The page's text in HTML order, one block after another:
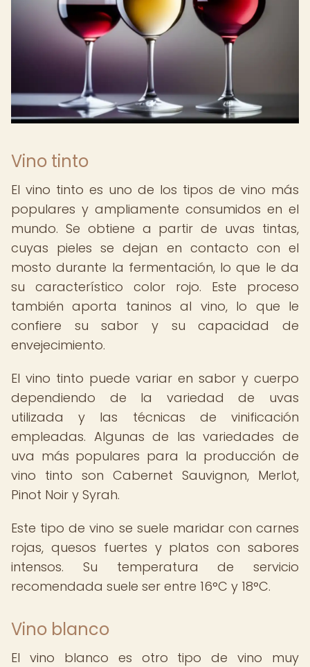
Vino tinto
El vino tinto es uno de los tipos de vino más
populares y ampliamente consumidos en el
mundo. Se obtiene a partir de uvas tintas,
cuyas pieles se dejan en contacto con el
mosto durante la fermentación, lo que le da
su característico color rojo. Este proceso
también aporta taninos al vino, lo que le
confiere su sabor y su capacidad de
envejecimiento.
El vino tinto puede variar en sabor y cuerpo
dependiendo de la variedad de uvas
utilizada y las técnicas de vinificación
empleadas. Algunas de las variedades de
uva más populares para la producción de
vino tinto son Cabernet Sauvignon, Merlot,
Pinot Noir y Syrah.
Este tipo de vino se suele maridar con carnes
rojas, quesos fuertes y platos con sabores
intensos. Su temperatura de servicio
recomendada suele ser entre 16°C y 18°C.
Vino blanco
El vino blanco es otro tipo de vino muy